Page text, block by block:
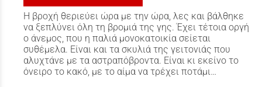
Η βροχή θεριεύει ώρα με την ώρα, λες και βάλθηκε
να ξεπλύνει όλη τη βρομιά της γης. Έχει τέτοια οργή
ο άνεμος, που η παλιά μονοκατοικία σείεται
συθέμελα. Είναι και τα σκυλιά της γειτονιάς που
αλυχτάνε με τα αστραπόβροντα. Είναι κι εκείνο το
όνειρο το κακό, με το αίμα να τρέχει ποτάμι…